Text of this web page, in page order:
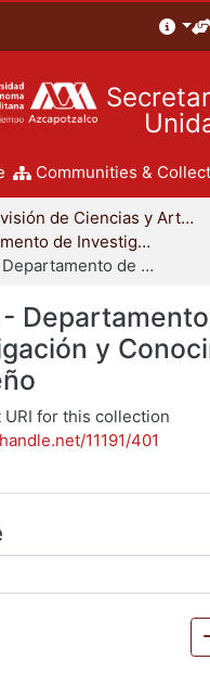
Communities &
División de Ciencias y Artes para el Diseño
Departamento de Investigación y Conocimiento para el Diseño
Libros - Departamento de Investigación y Conocimiento para el Diseño
y
URI for this collection
11191/401